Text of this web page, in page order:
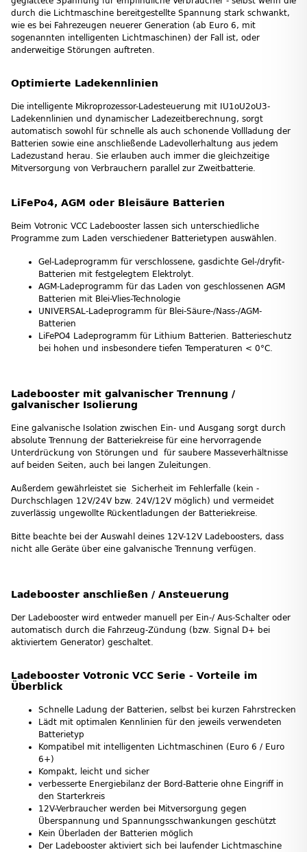
durch die Lichtmaschine bereitgestellte Spannung stark schwankt,
wie es bei Fahrezeugen neuerer Generation (ab Euro 6, mit
sogenannten intelligenten Lichtmaschinen) der Fall ist, oder
anderweitige Störungen auftreten.
Optimierte Ladekennlinien
Die intelligente Mikroprozessor-Ladesteuerung mit IU1oU2oU3-
Ladekennlinien und dynamischer Ladezeitberechnung, sorgt
automatisch sowohl für schnelle als auch schonende Vollladung der
Batterien sowie eine anschließende Ladevollerhaltung aus jedem
Ladezustand herau. Sie erlauben auch immer die gleichzeitige
Mitversorgung von Verbrauchern parallel zur Zweitbatterie.
LiFePo4, AGM oder Bleisäure Batterien
Beim Votronic VCC Ladebooster lassen sich unterschiedliche
Programme zum Laden verschiedener Batterietypen auswählen.
Gel-Ladeprogramm für verschlossene, gasdichte Gel-/dryfit-
Batterien mit festgelegtem Elektrolyt.
AGM-Ladeprogramm für das Laden von geschlossenen AGM
Batterien mit Blei-Vlies-Technologie
UNIVERSAL-Ladeprogramm für Blei-Säure-/Nass-/AGM-
Batterien
LiFePO4 Ladeprogramm für Lithium Batterien. Batterieschutz
bei hohen und insbesondere tiefen Temperaturen < 0°C.
Ladebooster mit galvanischer Trennung /
galvanischer Isolierung
Eine galvanische Isolation zwischen Ein- und Ausgang sorgt durch
absolute Trennung der Batteriekreise für eine hervorragende
Unterdrückung von Störungen und für saubere Masseverhältnisse
auf beiden Seiten, auch bei langen Zuleitungen.
Außerdem gewährleistet sie Sicherheit im Fehlerfalle (kein -
Durchschlagen 12V/24V bzw. 24V/12V möglich) und vermeidet
zuverlässig ungewollte Rückentladungen der Batteriekreise.
Bitte beachte bei der Auswahl deines 12V-12V Ladeboosters, dass
nicht alle Geräte über eine galvanische Trennung verfügen.
Ladebooster anschließen / Ansteuerung
Der Ladebooster wird entweder manuell per Ein-/ Aus-Schalter oder
automatisch durch die Fahrzeug-Zündung (bzw. Signal D+ bei
aktiviertem Generator) geschaltet.
Ladebooster Votronic VCC Serie - Vorteile im
Überblick
Schnelle Ladung der Batterien, selbst bei kurzen Fahrstrecken
Lädt mit optimalen Kennlinien für den jeweils verwendeten
Batterietyp
Kompatibel mit intelligenten Lichtmaschinen (Euro 6 / Euro
6+)
Kompakt, leicht und sicher
verbesserte Energiebilanz der Bord-Batterie ohne Eingriff in
den Starterkreis
12V-Verbraucher werden bei Mitversorgung gegen
Überspannung und Spannungsschwankungen geschützt
Kein Überladen der Batterien möglich
Der Ladebooster aktiviert sich bei laufender Lichtmaschine